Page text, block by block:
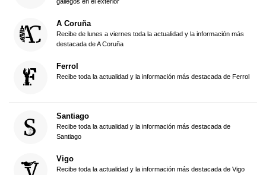
A Coruña
Recibe de lunes a viernes toda la actualidad y la información más
destacada de A Coruña
Ferrol
Recibe toda la actualidad y la información más destacada de Ferrol
Santiago
Recibe toda la actualidad y la información más destacada de
Santiago
Vigo
Recibe toda la actualidad y la información más destacada de Vigo